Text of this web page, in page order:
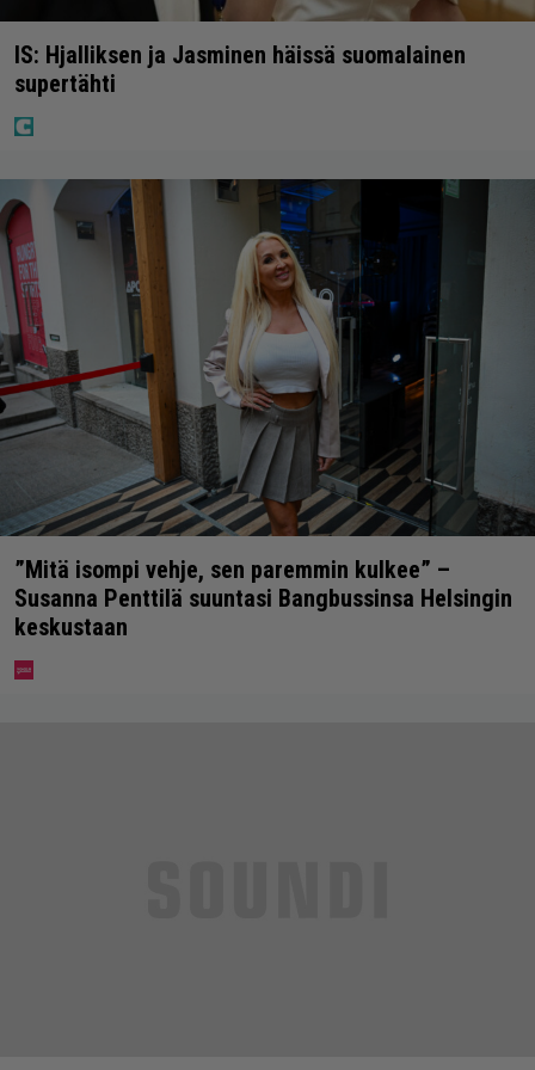
IS: Hjalliksen ja Jasminen häissä suomalainen
supertähti
”Mitä isompi vehje, sen paremmin kulkee” –
Susanna Penttilä suuntasi Bangbussinsa Helsingin
keskustaan